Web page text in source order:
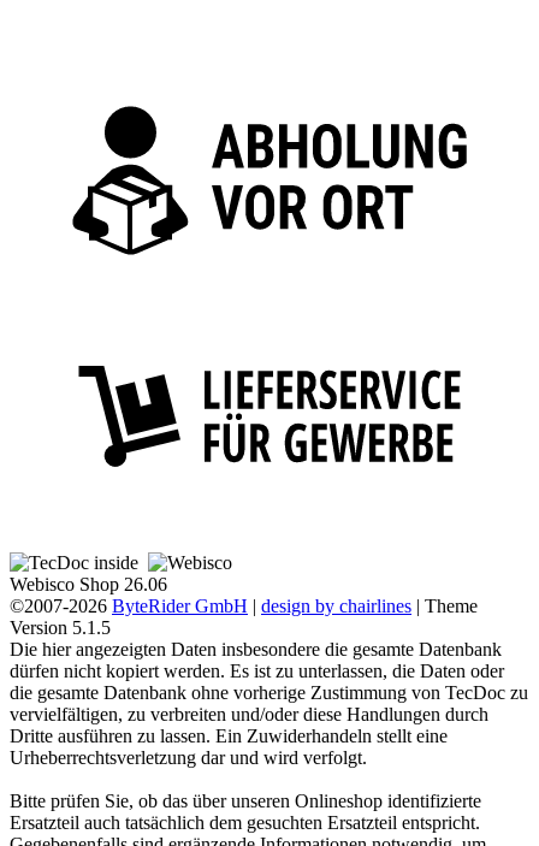
Webisco Shop 26.06
©2007-2026 ByteRider GmbH | design by chairlines | Theme
Version 5.1.5
Die hier angezeigten Daten insbesondere die gesamte Datenbank
dürfen nicht kopiert werden. Es ist zu unterlassen, die Daten oder
die gesamte Datenbank ohne vorherige Zustimmung von TecDoc zu
vervielfältigen, zu verbreiten und/oder diese Handlungen durch
Dritte ausführen zu lassen. Ein Zuwiderhandeln stellt eine
Urheberrechtsverletzung dar und wird verfolgt.
Bitte prüfen Sie, ob das über unseren Onlineshop identifizierte
Ersatzteil auch tatsächlich dem gesuchten Ersatzteil entspricht.